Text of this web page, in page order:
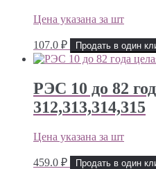
Цена указана за шт
107.0 ₽ Продать в один
РЭС 10 до 82
312,313,314,315
Цена указана за шт
459.0 ₽ Продать в один